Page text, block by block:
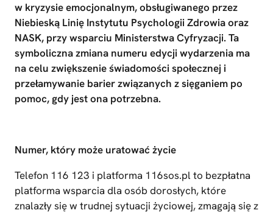
w kryzysie emocjonalnym, obsługiwanego przez
Niebieską Linię Instytutu Psychologii Zdrowia oraz
NASK, przy wsparciu Ministerstwa Cyfryzacji. Ta
symboliczna zmiana numeru edycji wydarzenia ma
na celu zwiększenie świadomości społecznej i
przełamywanie barier związanych z sięganiem po
pomoc, gdy jest ona potrzebna.
Numer, który może uratować życie
Telefon 116 123 i platforma 116sos.pl to bezpłatna
platforma wsparcia dla osób dorosłych, które
znalazły się w trudnej sytuacji życiowej, zmagają się z